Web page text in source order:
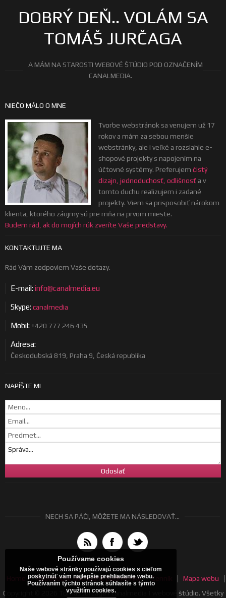
DOBRÝ DEŇ.. VOLÁM SA
TOMÁŠ JURČAGA
A MÁM NA STAROSTI WEBOVÉ ŠTÚDIO POD OZNAČENÍM
CANALMEDIA.
NIEČO MÁLO O MNE
Tvorbe webstránok sa venujem už 17
rokov a mám za sebou menšie
webstránky, ale i veľké a rozsiahle e-
shopové projekty s napojením na
účtovné systémy. Preferujem čistý
dizajn, jednoduchosť, odlišnosť a v
tomto duchu realizujem i zadané
projekty. Viem sa prisposobiť nárokom
klienta, ktorého záujmy sú pre mňa na prvom mieste.
Budem rád, ak do mojích rúk zveríte Vaše predstavy.
KONTAKTUJTE MA
Rád Vám zodpoviem Vaše dotazy.
E-mail:info@canalmedia.eu
Skype:canalmedia
Mobil:+420 777 246 435
Adresa:
Českodubská 819, Praha 9, Česká republika
NAPÍŠTE MI
NECH SA PÁČI, MÔŽETE MA NÁSLEDOVAŤ...
Všeobecné obchodné podmienky Cenník
Mapa webu
Copyright © 2026 Tomáš Jurčaga | canalmedia | webové štúdio. Všetky
Používame cookies
Naše webové stránky používajú cookies s cieľom
poskytnúť vám najlepšie prehliadanie webu.
Používaním týchto stránok súhlasíte s týmto
využitím cookies.